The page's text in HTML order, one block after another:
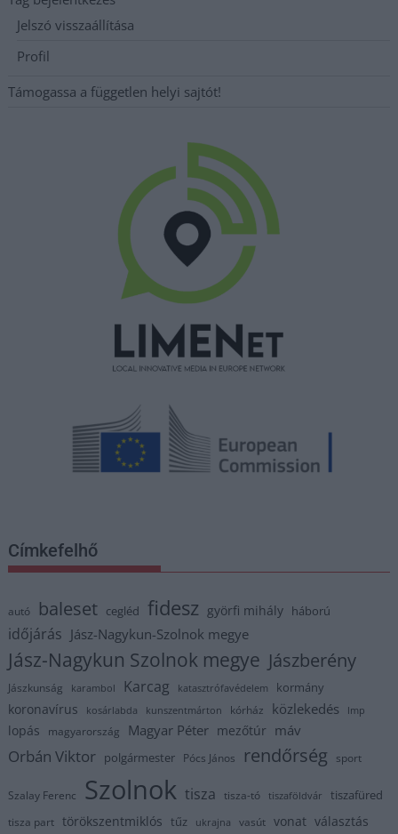
Jelszó visszaállítása
Profil
Támogassa a független helyi sajtót!
Címkefelhő
autó baleset cegléd fidesz györfi mihály háború
időjárás Jász-Nagykun-Szolnok megye
Jász-Nagykun Szolnok megye Jászberény
Jászkunság karambol Karcag katasztrófavédelem kormány
koronavírus kosárlabda kunszentmárton kórház közlekedés lmp
lopás magyarország Magyar Péter mezőtúr máv
Orbán Viktor polgármester Pócs János rendőrség sport
Szalay Ferenc Szolnok tisza tisza-tó tiszaföldvár tiszafüred
tisza part törökszentmiklós tűz ukrajna vasút vonat választás